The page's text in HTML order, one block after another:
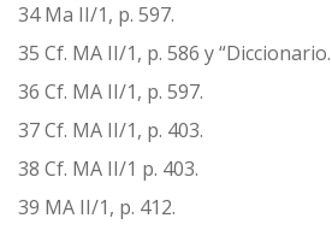
34 Ma II/1, p. 597.
35 Cf. MA II/1, p. 586 y
36 Cf. MA II/1, p. 597.
37 Cf. MA II/1, p. 403.
38 Cf. MA II/1 p. 403.
39 MA II/1, p. 412.